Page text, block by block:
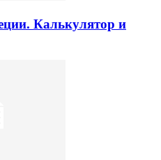
Калькулятор и